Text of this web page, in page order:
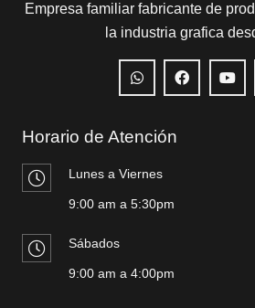
Empresa familiar fabricante de
la industria grafica
Horario de Atención
Lunes a Viernes
9:00 am a 5:30pm
Sábados
9:00 am a 4:00pm